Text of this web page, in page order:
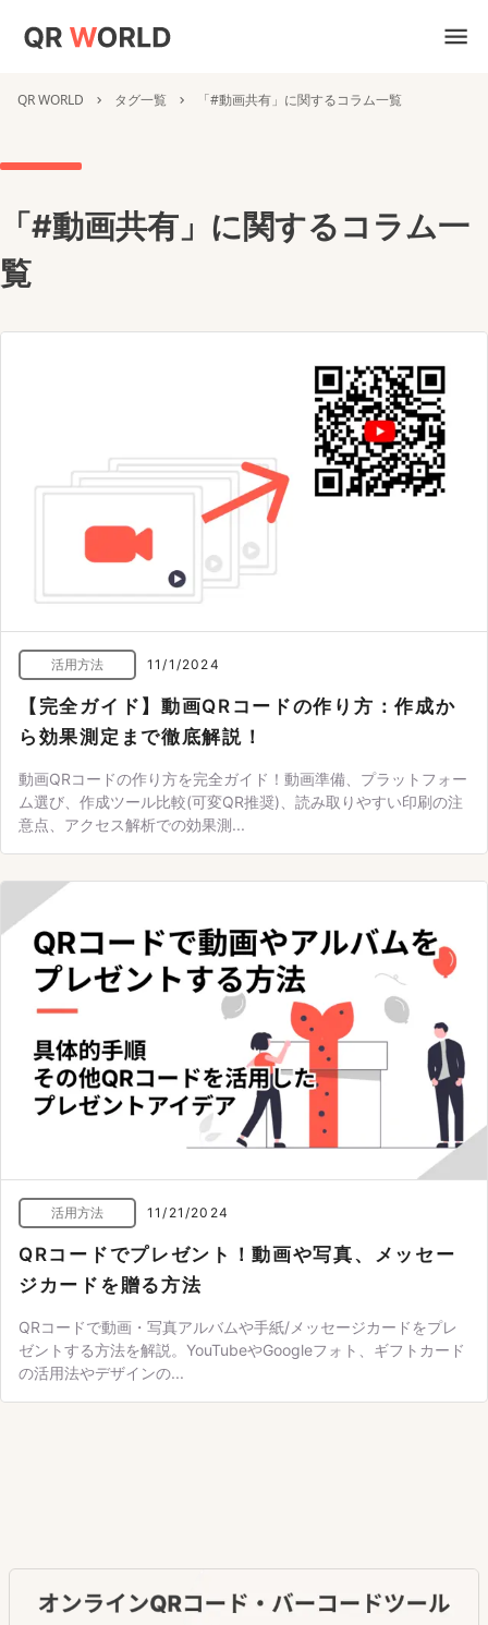
QR WORLD タグ一覧 「#動画共有」に関するコラム一覧
「#動画共有」に関するコラム一
覧
活用方法 11/1/2024
【完全ガイド】動画QRコードの作り方：作成か
ら効果測定まで徹底解説！
動画QRコードの作り方を完全ガイド！動画準備、プラットフォー
ム選び、作成ツール比較(可変QR推奨)、読み取りやすい印刷の注
意点、アクセス解析での効果測...
活用方法 11/21/2024
QRコードでプレゼント！動画や写真、メッセー
ジカードを贈る方法
QRコードで動画・写真アルバムや手紙/メッセージカードをプレ
ゼントする方法を解説。YouTubeやGoogleフォト、ギフトカード
の活用法やデザインの...